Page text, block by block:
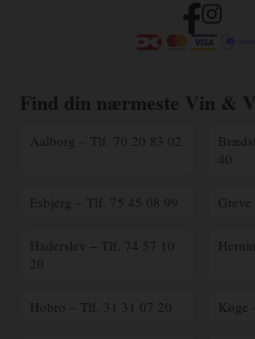
Find din nærmeste Vin &
Aalborg – Tlf. 70 20 83 02
40
Esbjerg – Tlf. 75 45 08 99
Haderslev – Tlf. 74 57 10
20
Hobro – Tlf. 31 31 07 20 Køge